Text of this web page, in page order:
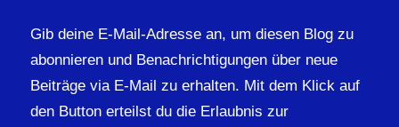
Gib deine E-Mail-Adresse an, um diesen Blog zu
abonnieren und Benachrichtigungen über neue
Beiträge via E-Mail zu erhalten. Mit dem Klick auf
den Button erteilst du die Erlaubnis zur